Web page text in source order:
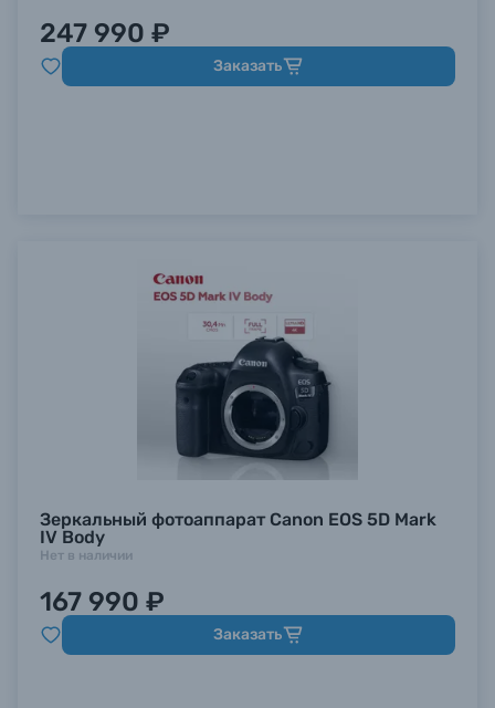
247 990 ₽
Заказать
Зеркальный фотоаппарат Canon EOS 5D Mark
IV Body
Нет в наличии
167 990 ₽
Заказать